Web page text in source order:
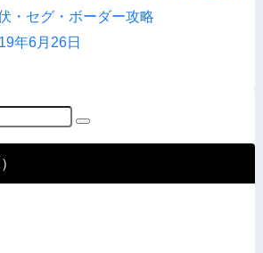
・セグ・ボーダー攻略
年6月26日